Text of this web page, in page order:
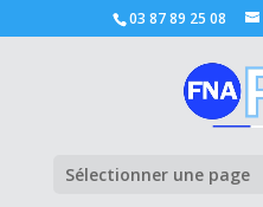
03 87 89 25 08
Sélectionner une page